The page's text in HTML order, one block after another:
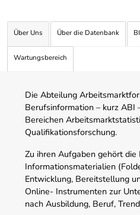
Über Uns Über die Datenbank
Wartungsbereich
Die Abteilung
Berufsinformation – kurz ABI
Bereichen
Qualifikationsforschung.
Zu ihren Aufgaben gehört die
Informationsmaterialien
Entwicklung, Bereitstellung
Online- Instrumenten zur
nach Ausbildung, Beruf,